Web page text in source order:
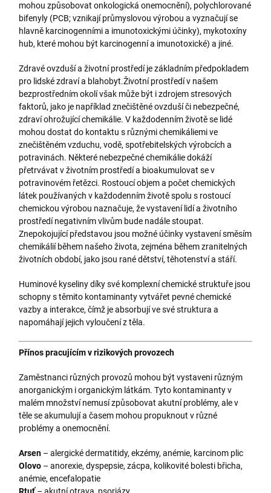
mohou způsobovat onkologická onemocnění), polychlorované
bifenyly (PCB; vznikají průmyslovou výrobou a vyznačují se
hlavně karcinogenními a imunotoxickými účinky), mykotoxíny
hub, které mohou být karcinogenní a imunotoxické) a jiné.
Zdravé ovzduší a životní prostředí je základním předpokladem
pro lidské zdraví a blahobyt.Životní prostředí v našem
bezprostředním okolí však může být i zdrojem stresových
faktorů, jako je například znečištěné ovzduší či nebezpečné,
zdraví ohrožující chemikálie. V každodenním životě se lidé
mohou dostat do kontaktu s různými chemikáliemi ve
znečištěném vzduchu, vodě, spotřebitelských výrobcích a
potravinách. Některé nebezpečné chemikálie dokáží
přetrvávat v životním prostředí a bioakumulovat se v
potravinovém řetězci. Rostoucí objem a počet chemických
látek používaných v každodenním životě spolu s rostoucí
chemickou výrobou naznačuje, že vystavení lidí a životního
prostředí negativním vlivům bude nadále stoupat.
Znepokojující představou jsou možné účinky vystavení směsím
chemikálií během našeho života, zejména během zranitelných
životních období, jako jsou rané dětství, těhotenství a stáří.
Huminové kyseliny díky své komplexní chemické struktuře jsou
schopny s těmito kontaminanty vytvářet pevné chemické
vazby a interakce, čímž je absorbují ve své struktura a
napomáhají jejich vyloučení z těla.
Přínos pracujícím v rizikových provozech
Zaměstnanci různých provozů mohou být vystaveni různým
anorganickým i organickým látkám. Tyto kontaminanty v
malém množství nemusí způsobovat akutní problémy, ale v
těle se akumulují a časem mohou propuknout v různé
problémy a onemocnění.
Arsen – alergické dermatitidy, ekzémy, anémie, karcinom plic
Olovo – anorexie, dyspepsie, zácpa, kolikovité bolesti břicha,
anémie, encefalopatie